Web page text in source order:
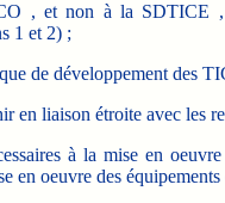
, et non à la SDTICE ,
1 et 2) ;
de développement des
en liaison étroite avec les
à la mise en
en oeuvre des